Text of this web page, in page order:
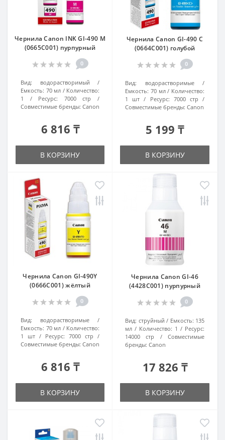
Чернила Canon INK GI-490 M
(0665C001) пурпурный
0
Вид:
водорастворимый
Емкость: 70 мл
Количество:
1
Ресурс:
7000 стр
Совместимые бренды: Canon
6 816 ₸
В КОРЗИНУ
Чернила Canon GI-490 C
(0664C001) голубой
0
Вид:
водорастворимые
Емкость: 70 мл
Количество:
1 шт
Ресурс: 7000 стр
Совместимые бренды: Canon
5 199 ₸
В КОРЗИНУ
Чернила Canon GI-490Y
(0666C001) жёлтый
0
Вид:
водорастворимые
Емкость: 70 мл
Количество:
1 шт
Ресурс: 7000 стр
Совместимые бренды: Canon
6 816 ₸
В КОРЗИНУ
Чернила Canon GI-46
(4428C001) пурпурный
0
Вид: струйный Емкость: 135
мл
Количество: 1
Ресурс:
14000 стр
Совместимые
бренды: Canon
17 826 ₸
В КОРЗИНУ